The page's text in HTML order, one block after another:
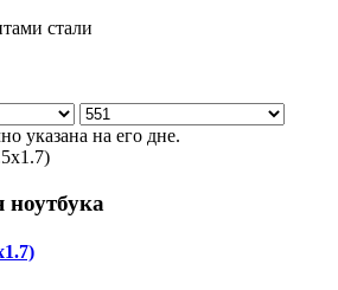
стали
указана на его дне.